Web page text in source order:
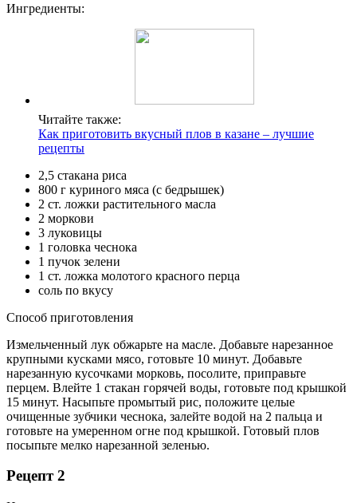
Ингредиенты:
Читайте также:
Как приготовить вкусный плов в казане – лучшие
рецепты
2,5 стакана риса
800 г куриного мяса (с бедрышек)
2 ст. ложки растительного масла
2 моркови
3 луковицы
1 головка чеснока
1 пучок зелени
1 ст. ложка молотого красного перца
соль по вкусу
Способ приготовления
Измельченный лук обжарьте на масле. Добавьте нарезанное
крупными кусками мясо, готовьте 10 минут. Добавьте
нарезанную кусочками морковь, посолите, приправьте
перцем. Влейте 1 стакан горячей воды, готовьте под крышкой
15 минут. Насыпьте промытый рис, положите целые
очищенные зубчики чеснока, залейте водой на 2 пальца и
готовьте на умеренном огне под крышкой. Готовый плов
посыпьте мелко нарезанной зеленью.
Рецепт 2